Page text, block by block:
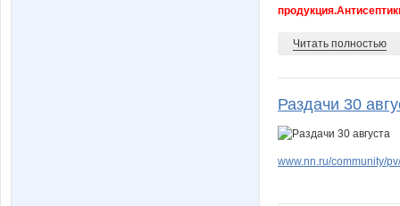
Н@т@ли
Читать полностью
Раздачи 30
www.nn.ru/community/